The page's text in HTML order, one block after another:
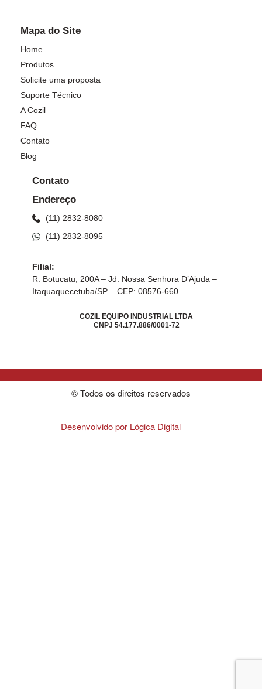
Mapa do Site
Home
Produtos
Solicite uma proposta
Suporte Técnico
A Cozil
FAQ
Contato
Blog
Contato
Endereço
(11) 2832-8080
(11) 2832-8095
Filial:
R. Botucatu, 200A – Jd. Nossa Senhora D’Ajuda –
Itaquaquecetuba/SP – CEP: 08576-660
COZIL EQUIPO INDUSTRIAL LTDA
CNPJ 54.177.886/0001-72
© Todos os direitos reservados
Desenvolvido por Lógica Digital